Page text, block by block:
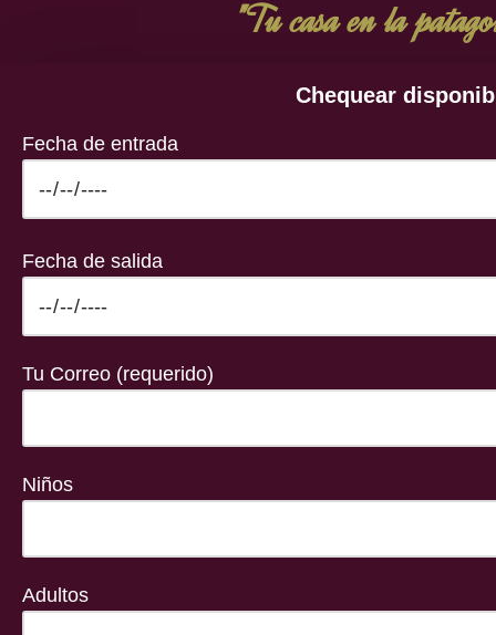
"Tu casa en la
Chequear
Fecha de entrada
Fecha de salida
Tu Correo (requerido)
Niños
Adultos